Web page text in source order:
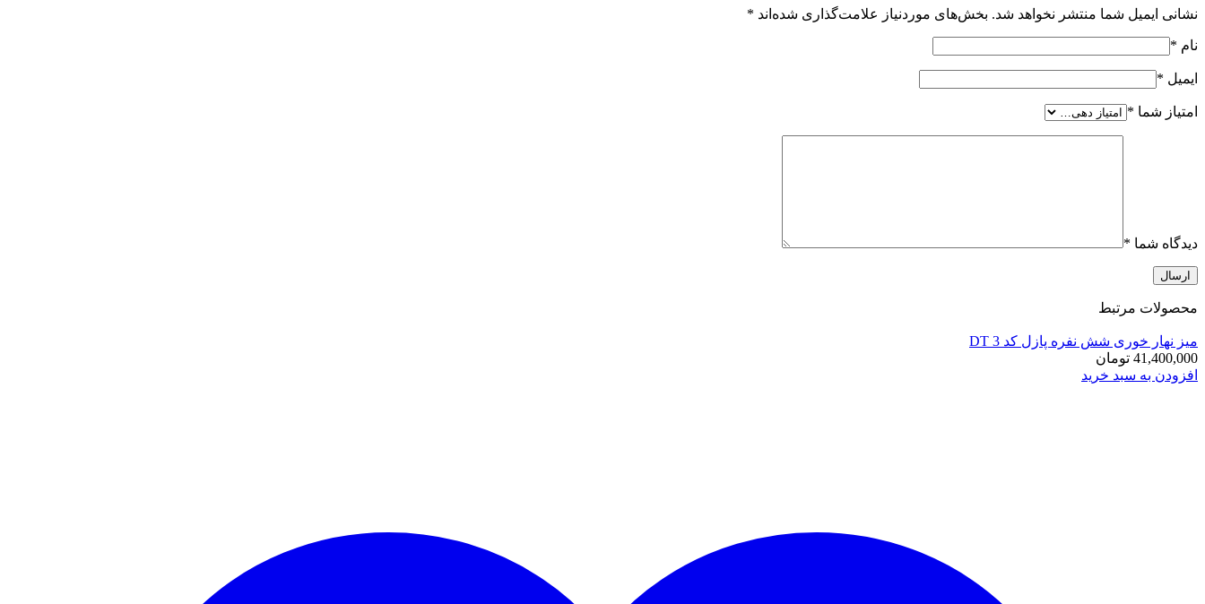
نشانی ایمیل شما منتشر نخواهد شد. بخش‌های موردنیاز علامت‌گذاری شده‌اند *
نام *
ایمیل *
امتیاز شما *
دیدگاه شما *
محصولات مرتبط
میز نهار خوری شش نفره پازل کد DT 3
41,400,000 تومان
افزودن به سبد خرید